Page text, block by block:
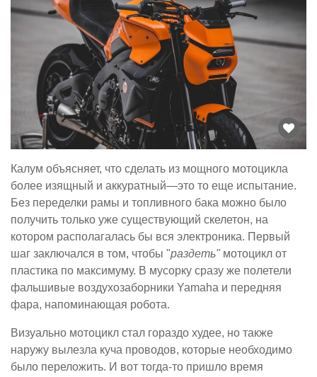
Калум объясняет, что сделать из мощного мотоцикла
более изящный и аккуратный—это то еще испытание.
Без переделки рамы и топливного бака можно было
получить только уже существующий скелетон, на
котором располагалась бы вся электроника. Первый
шаг заключался в том, чтобы "раздеть" мотоцикл от
пластика по максимуму. В мусорку сразу же полетели
фальшивые воздухозаборники Yamaha и передняя
фара, напоминающая робота.
Визуально мотоцикл стал гораздо худее, но также
наружу вылезла куча проводов, которые необходимо
было переложить. И вот тогда-то пришло время